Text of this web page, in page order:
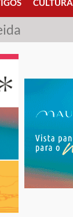
CULTURA